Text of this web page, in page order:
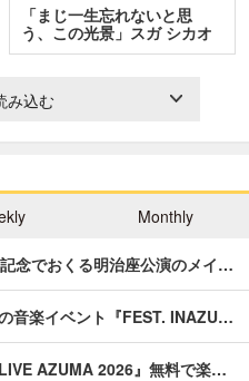
「まじ一生忘れないと思
う、この光景」スガ シカオ
と…
み込む
Monthly
念でおくる明治座公演のメイ…
音楽イベント『FEST. INAZU…
AZUMA 2026』無料で楽…